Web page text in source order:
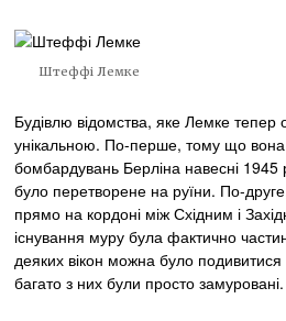
Штеффі Лемке
Будівлю відомства, яке Лемке
унікальною. По-перше, тому що вона
бомбардувань Берліна навесні 1945
було перетворене на руїни. По-
прямо на кордоні між Східним і
існування муру була фактично
деяких вікон можна було подивитися
багато з них були просто замуровані.